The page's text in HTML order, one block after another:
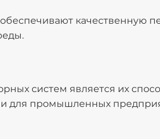
качественную
систем является их
для промышленных